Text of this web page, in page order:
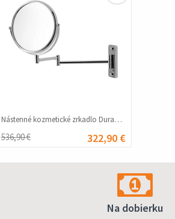
Nástenné kozmetické zrkadlo Duravit D-Code – chrómové #356309
536,90 € 322,90 €
Na dobierku